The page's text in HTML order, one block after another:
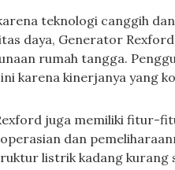
teknologi canggih
daya, Generator
rumah tangga.
karena kinerjanya yang
juga memiliki fitur-
dan
listrik kadang kurang